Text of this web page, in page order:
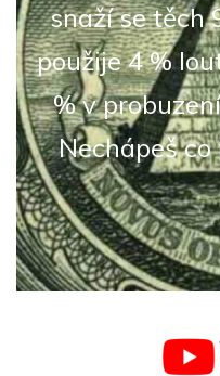
snaží se těch
použije 4 %
% v
Nechápeš